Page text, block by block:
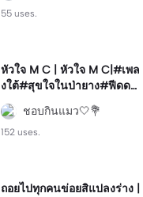
55 uses.
หัวใจ M C | หัวใจ M C|#เพล
งใต้#สุขใจในป่ายาง#ฟีดด💐
💫#โทนสวย
ชอบกินแมว🤍💐
152 uses.
ถอยไปทุกคนข่อยสิแปลงร่าง |